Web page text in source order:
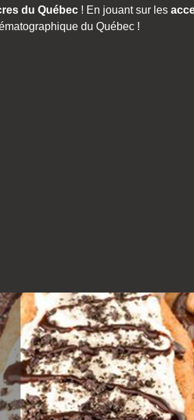
du Québec ! En jouant sur les
du Québec !